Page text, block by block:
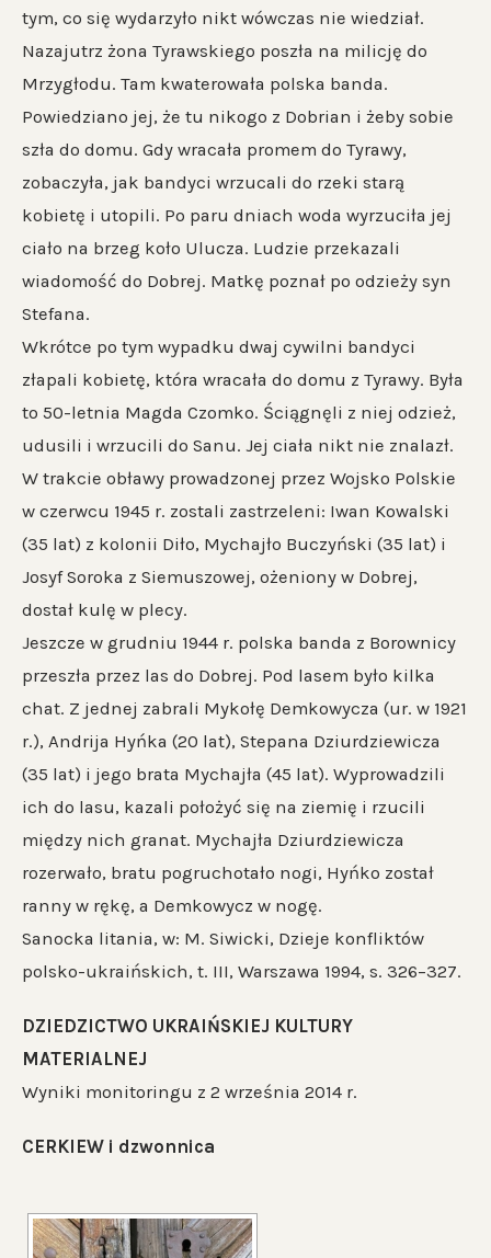
tym, co się wydarzyło nikt wówczas nie wiedział.
Nazajutrz żona Tyrawskiego poszła na milicję do
Mrzygłodu. Tam kwaterowała polska banda.
Powiedziano jej, że tu nikogo z Dobrian i żeby sobie
szła do domu. Gdy wracała promem do Tyrawy,
zobaczyła, jak bandyci wrzucali do rzeki starą
kobietę i utopili. Po paru dniach woda wyrzuciła jej
ciało na brzeg koło Ulucza. Ludzie przekazali
wiadomość do Dobrej. Matkę poznał po odzieży syn
Stefana.
Wkrótce po tym wypadku dwaj cywilni bandyci
złapali kobietę, która wracała do domu z Tyrawy. Była
to 50-letnia Magda Czomko. Ściągnęli z niej odzież,
udusili i wrzucili do Sanu. Jej ciała nikt nie znalazł.
W trakcie obławy prowadzonej przez Wojsko Polskie
w czerwcu 1945 r. zostali zastrzeleni: Iwan Kowalski
(35 lat) z kolonii Diło, Mychajło Buczyński (35 lat) i
Josyf Soroka z Siemuszowej, ożeniony w Dobrej,
dostał kulę w plecy.
Jeszcze w grudniu 1944 r. polska banda z Borownicy
przeszła przez las do Dobrej. Pod lasem było kilka
chat. Z jednej zabrali Mykołę Demkowycza (ur. w 1921
r.), Andrija Hyńka (20 lat), Stepana Dziurdziewicza
(35 lat) i jego brata Mychajła (45 lat). Wyprowadzili
ich do lasu, kazali położyć się na ziemię i rzucili
między nich granat. Mychajła Dziurdziewicza
rozerwało, bratu pogruchotało nogi, Hyńko został
ranny w rękę, a Demkowycz w nogę.
Sanocka litania, w: M. Siwicki, Dzieje konfliktów
polsko-ukraińskich, t. III, Warszawa 1994, s. 326–327.
DZIEDZICTWO UKRAIŃSKIEJ KULTURY
MATERIALNEJ
Wyniki monitoringu z 2 września 2014 r.
CERKIEW i dzwonnica